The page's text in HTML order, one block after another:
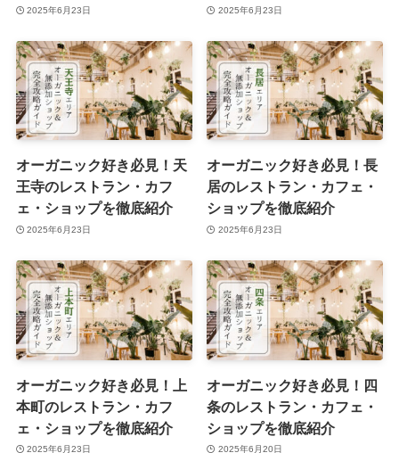
2025年6月23日 2025年6月23日
オーガニック好き必見！天
王寺のレストラン・カフ
ェ・ショップを徹底紹介
2025年6月23日
オーガニック好き必見！長
居のレストラン・カフェ・
ショップを徹底紹介
2025年6月23日
オーガニック好き必見！上
本町のレストラン・カフ
ェ・ショップを徹底紹介
2025年6月23日
オーガニック好き必見！四
条のレストラン・カフェ・
ショップを徹底紹介
2025年6月20日